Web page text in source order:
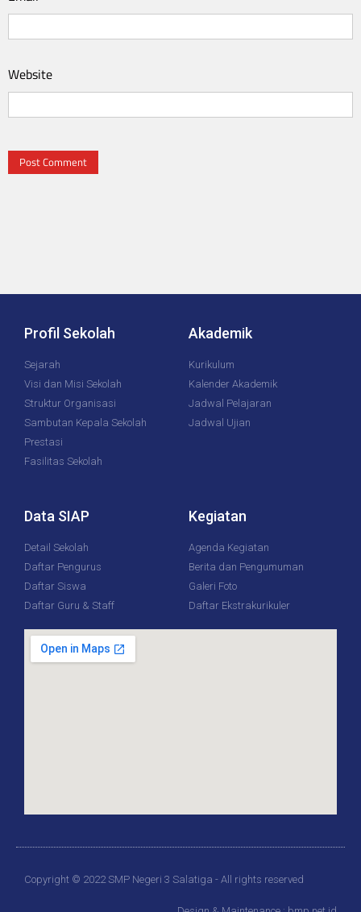
Website
Profil Sekolah
Sejarah
Visi dan Misi Sekolah
Struktur Organisasi
Sambutan Kepala Sekolah
Prestasi
Fasilitas Sekolah
Akademik
Kurikulum
Kalender Akademik
Jadwal Pelajaran
Jadwal Ujian
Data SIAP
Detail Sekolah
Daftar Pengurus
Daftar Siswa
Daftar Guru & Staff
Kegiatan
Agenda Kegiatan
Berita dan Pengumuman
Galeri Foto
Daftar Ekstrakurikuler
Copyright © 2022 SMP Negeri 3 Salatiga - All rights reserved